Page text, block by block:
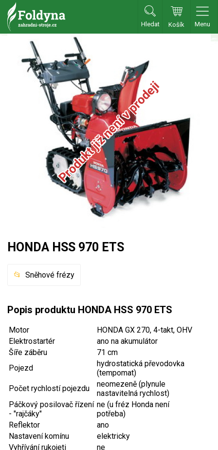
Hledat Košík Menu
Zahradní traktory
Zahradní traktory
Zahradní ridery
Aku traktory
Příslušenství
Benzínové sekačky
Akumulátorové sekačky
Robotické sekačky
Křovinořezy a vyžínače
Benzínové křovinořezy a vyžínače
Motorové pily
Benzínové pily
Aku pily
Elektrické pily
Jednoruční pily
Vyvětvovací pily
AKU zahradní technika
Produkt již není v prodeji
HONDA HSS 970 ETS
Sněhové frézy
Popis produktu HONDA HSS 970 ETS
Motor
HONDA GX 270, 4-takt, OHV
Elektrostartér
ano na akumulátor
Šíře záběru
71 cm
Pojezd
hydrostatická převodovka
(tempomat)
Počet rychlostí pojezdu
neomezeně (plynule
nastavitelná rychlost)
Páčkový posilovač řízení
- "rajčáky"
ne (u fréz Honda není
potřeba)
Reflektor
ano
Nastavení komínu
elektricky
Vyhřívání rukojeti
ne